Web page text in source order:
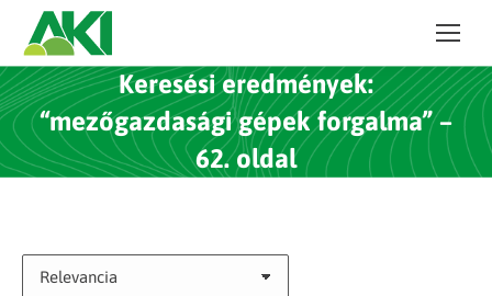
Keresési eredmények:
“mezőgazdasági gépek forgalma” –
62. oldal